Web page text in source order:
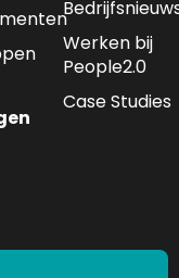
Werken bij
People2.0
Case Studies